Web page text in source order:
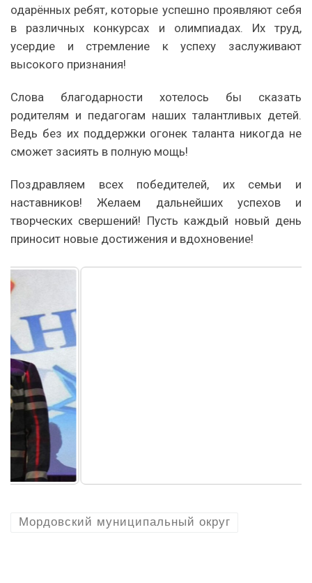
одарённых ребят, которые успешно проявляют себя
в различных конкурсах и олимпиадах. Их труд,
усердие и стремление к успеху заслуживают
высокого признания!
Слова благодарности хотелось бы сказать
родителям и педагогам наших талантливых детей.
Ведь без их поддержки огонек таланта никогда не
сможет засиять в полную мощь!
Поздравляем всех победителей, их семьи и
наставников! Желаем дальнейших успехов и
творческих свершений! Пусть каждый новый день
приносит новые достижения и вдохновение!
Мордовский муниципальный округ